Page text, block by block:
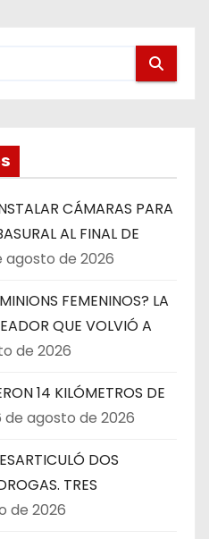
CÁMARAS PARA
AL FINAL DE
agosto de 2026
FEMENINOS? LA
QUE VOLVIÓ A
de 2026
14 KILÓMETROS DE
de agosto de 2026
DOS
TRES
de 2026